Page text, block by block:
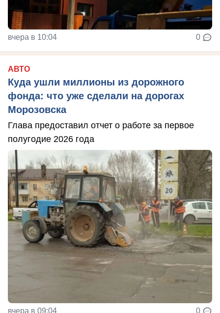
вчера в 10:04 0
АВТО
Куда ушли миллионы из дорожного
фонда: что уже сделали на дорогах
Морозовска
Глава предоставил отчет о работе за первое
полугодие 2026 года
вчера в 09:04 0